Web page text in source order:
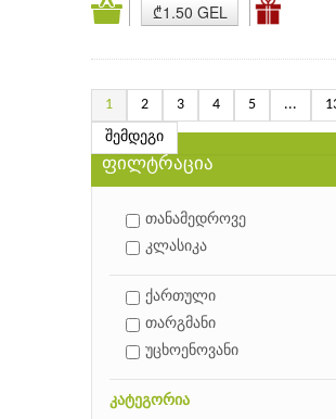
₾1.50 GEL
1 2 3 4 5 ...
შემდეგი
ფილტრაცია
თანამედროვე
კლასიკა
ქართული
თარგმანი
უცხოენოვანი
კატეგორია